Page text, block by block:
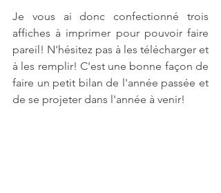
Je vous ai donc confectionné trois
affiches à imprimer pour pouvoir faire
pareil! N'hésitez pas à les télécharger et
à les remplir! C'est une bonne façon de
faire un petit bilan de l'année passée et
de se projeter dans l'année à venir!